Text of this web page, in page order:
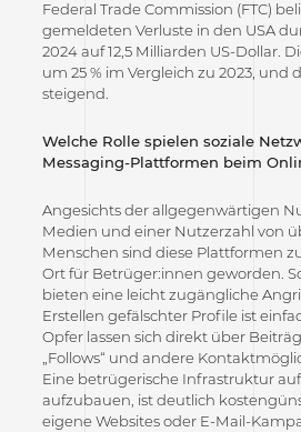
Federal Trade Commission (FTC)
gemeldeten Verluste in den USA
2024 auf 12,5 Milliarden US-Dollar.
um 25 % im Vergleich zu 2023, und
steigend.
Welche Rolle spielen soziale
Messaging-Plattformen beim
Angesichts der allgegenwärtigen
Medien und einer Nutzerzahl von
Menschen sind diese Plattformen
Ort für Betrüger:innen geworden.
bieten eine leicht zugängliche
Erstellen gefälschter Profile ist
Opfer lassen sich direkt über
„Follows“ und andere
Eine betrügerische Infrastruktur
aufzubauen, ist deutlich
eigene Websites oder E-Mail-